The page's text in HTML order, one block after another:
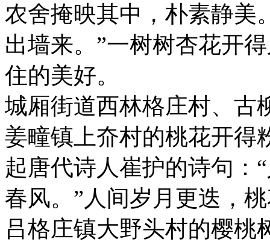
农舍掩映其中，朴素静美
出墙来。”一树树杏花开
住的美好。
城厢街道西林格庄村、古
姜疃镇上夼村的桃花开得
起唐代诗人崔护的诗句：
春风。”人间岁月更迭，
吕格庄镇大野头村的樱桃